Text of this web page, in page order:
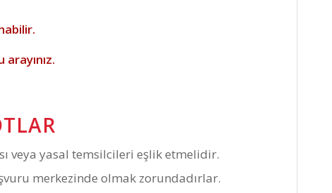
veya yasal temsilcileri eşlik etmelidir.
merkezinde olmak zorundadırlar.